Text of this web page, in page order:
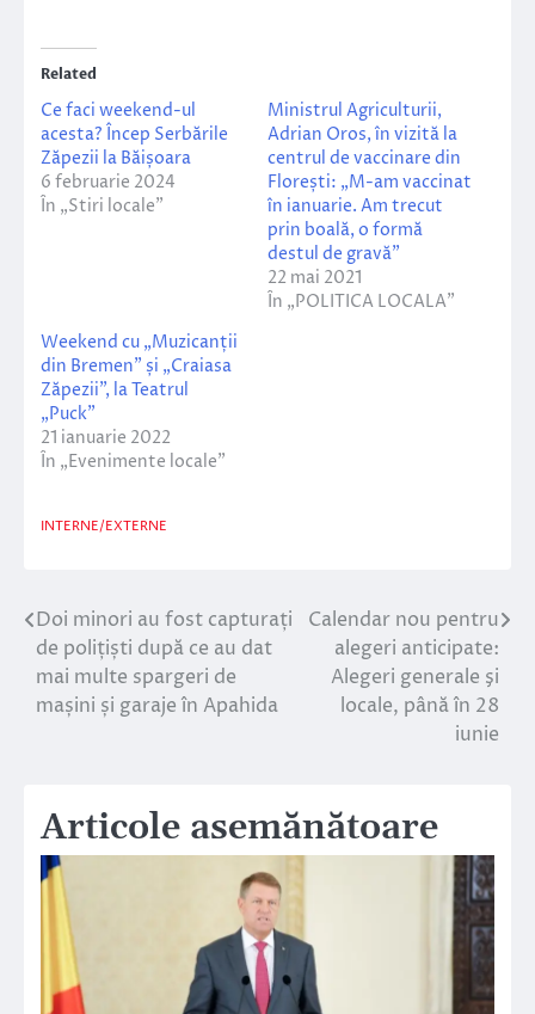
Related
Ce faci weekend-ul
acesta? Încep Serbările
Zăpezii la Băișoara
6 februarie 2024
În „Stiri locale”
Ministrul Agriculturii,
Adrian Oros, în vizită la
centrul de vaccinare din
Florești: „M-am vaccinat
în ianuarie. Am trecut
prin boală, o formă
destul de gravă”
22 mai 2021
În „POLITICA LOCALA”
Weekend cu „Muzicanții
din Bremen” și „Craiasa
Zăpezii”, la Teatrul
„Puck”
21 ianuarie 2022
În „Evenimente locale”
INTERNE/EXTERNE
Navigare
în
articole
Doi minori au fost capturați
de polițiști după ce au dat
mai multe spargeri de
mașini și garaje în Apahida
Calendar nou pentru
alegeri anticipate:
Alegeri generale şi
locale, până în 28
iunie
Articole asemănătoare